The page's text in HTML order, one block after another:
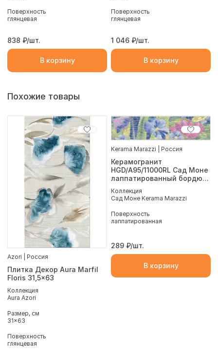
Поверхность
глянцевая
838 ₽/шт.
В корзину
Поверхность
глянцевая
1 046 ₽/шт.
В корзину
Похожие товары
Azori | Россия
Плитка Декор Aura Marfil
Floris 31,5x63
Коллекция
Aura Azori
Размер, см
31x63
Поверхность
глянцевая
Kerama Marazzi | Россия
Керамогранит
HGD/A95/11000RL Сад Моне
лаппатированный бордюр
Коллекция
Сад Моне Kerama Marazzi
Поверхность
лаппатированная
289 ₽/шт.
В корзину